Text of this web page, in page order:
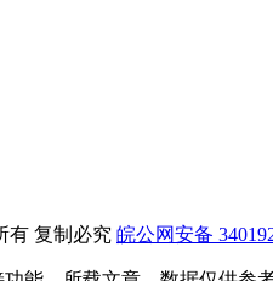
有 复制必究 皖公网安备